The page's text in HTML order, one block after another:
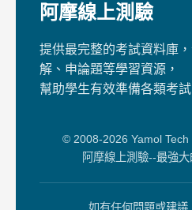
阿摩線上測驗
提供最完整的考試資料庫
解、申論題等學習資源，
幫助學生有效準備各類考試
© 2008-2026 Yamol Tech
阿摩線上測驗--最強